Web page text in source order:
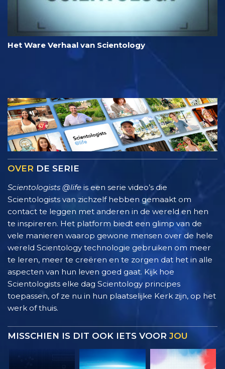
Het Ware Verhaal van Scientology
OVER DE SERIE
Scientologists @life is een serie video’s die
Scientologists van zichzelf hebben gemaakt om
contact te leggen met anderen in de wereld en hen
te inspireren. Het platform biedt een glimp van de
vele manieren waarop gewone mensen over de hele
wereld Scientology technologie gebruiken om meer
te leren, meer te creëren en te zorgen dat het in alle
aspecten van hun leven goed gaat. Kijk hoe
Scientologists elke dag Scientology principes
toepassen, of ze nu in hun plaatselijke Kerk zijn, op het
werk of thuis.
MISSCHIEN IS DIT OOK IETS VOOR JOU